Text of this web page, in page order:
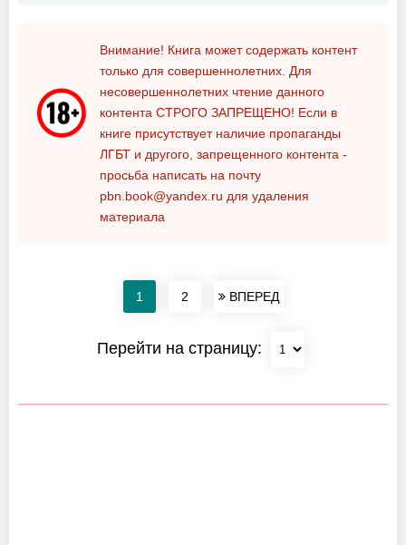
Внимание! Книга может содержать контент
только для совершеннолетних. Для
несовершеннолетних чтение данного
контента СТРОГО ЗАПРЕЩЕНО! Если в
книге присутствует наличие пропаганды
ЛГБТ и другого, запрещенного контента -
просьба написать на почту
pbn.book@yandex.ru для удаления
материала
1 2 ВПЕРЕД
Перейти на страницу: